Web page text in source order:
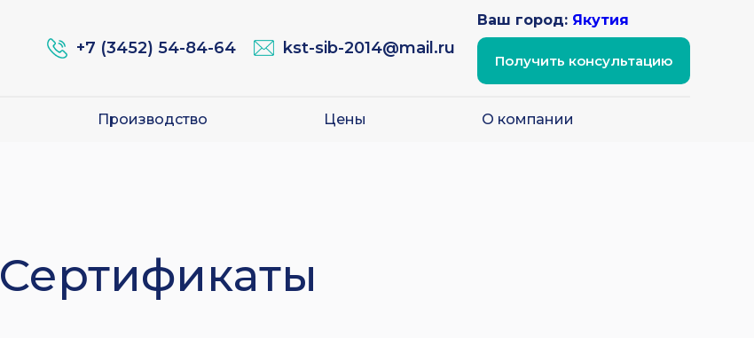
+7 (3452) 54-84-64 kst-sib-2014@mail.ru
Ваш город: Якутия
Получить консультацию
Производство Цены О компании
Сертификаты